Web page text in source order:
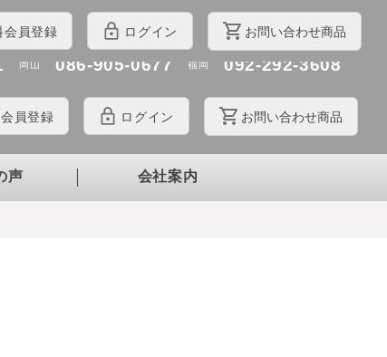
043-330-3210 埼玉 048-700-3026
神奈川 045-550-4472 050-6860-3368
岡山 086-905-0677 福岡 092-292-3608
会員登録 ログイン お問い合わせ商品
会員登録 ログイン お問い合わせ商品
声 会社案内